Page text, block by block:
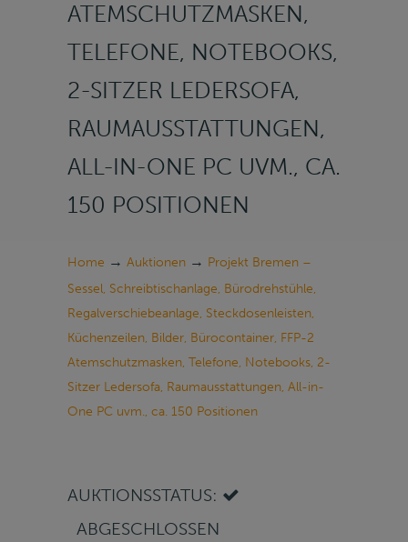
ATEMSCHUTZMASKEN,
TELEFONE, NOTEBOOKS,
2-SITZER LEDERSOFA,
RAUMAUSSTATTUNGEN,
ALL-IN-ONE PC UVM., CA.
150 POSITIONEN
Home → Auktionen → Projekt Bremen –
Sessel, Schreibtischanlage, Bürodrehstühle,
Regalverschiebeanlage, Steckdosenleisten,
Küchenzeilen, Bilder, Bürocontainer, FFP-2
Atemschutzmasken, Telefone, Notebooks, 2-
Sitzer Ledersofa, Raumausstattungen, All-in-
One PC uvm., ca. 150 Positionen
AUKTIONSSTATUS:
ABGESCHLOSSEN